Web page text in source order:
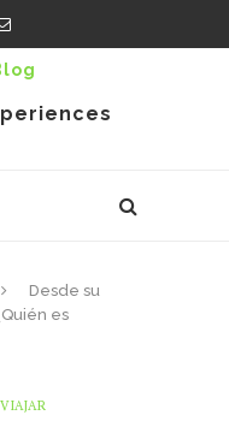
Desde su
es
VIAJAR